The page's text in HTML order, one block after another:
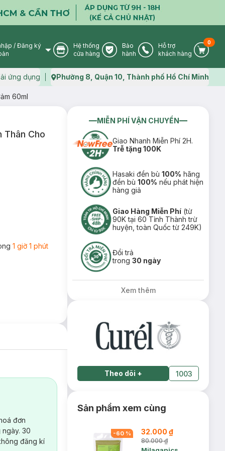
User Icon
/ Đăng ký
Store Icon
Hệ thống
cửa hàng
Warranty Icon
Bảo
hành
Phone Icon
Hỗ trợ
khách hàng
Cart
0
ứng dụng Map icon
Phường 8, Quận 10, Thành phố Hồ Chí Minh
60ml
Thân Cho
1 giờ 1 phút
đơn
30
đăng kí
MIỄN PHÍ VẬN CHUYỂN
Giao Nhanh Miễn Phí 2H.
Trễ tặng 100K
Hasaki đền bù100% hãng
đền bù100% nếu phát hiện
hàng giả
Giao Hàng Miễn Phí (từ
90K tại 60 Tỉnh Thành trừ
huyện, toàn Quốc từ 249K)
Đổi trả
trong30 ngày
Xem thêm
Theo dõi + 1003
Sản phẩm xem cùng
-60 % 32.000 ₫
80.000 ₫